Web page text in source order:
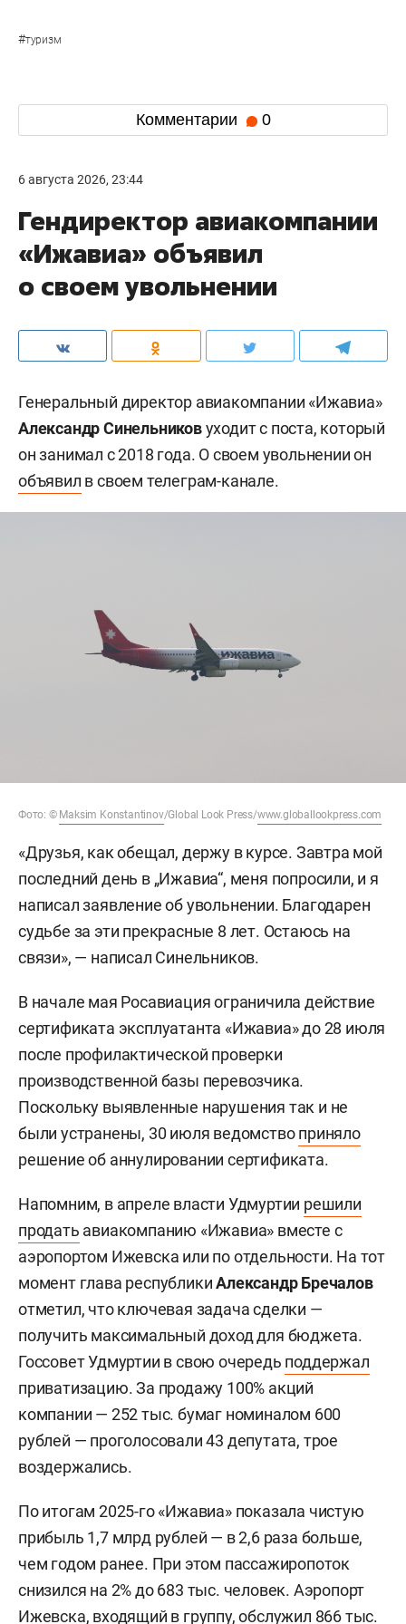
#туризм
Комментарии 0
6 августа 2026, 23:44
Гендиректор авиакомпании
«Ижавиа» объявил
о своем увольнении
Генеральный директор авиакомпании «Ижавиа»
Александр Синельниковуходит с поста, который
он занимал с 2018 года. О своем увольнении он
объявил в своем телеграм-канале.
Фото: © Maksim Konstantinov/Global Look Press/www.globallookpress.com
«Друзья, как обещал, держу в курсе. Завтра мой
последний день в „Ижавиа“, меня попросили, и я
написал заявление об увольнении. Благодарен
судьбе за эти прекрасные 8 лет. Остаюсь на
связи», — написал Синельников.
В начале мая Росавиация ограничила действие
сертификата эксплуатанта «Ижавиа» до 28 июля
после профилактической проверки
производственной базы перевозчика.
Поскольку выявленные нарушения так и не
были устранены, 30 июля ведомствоприняло
решение об аннулировании сертификата.
Напомним, в апреле власти Удмуртии решили
продать авиакомпанию «Ижавиа» вместе с
аэропортом Ижевска или по отдельности. На тот
момент глава республикиАлександр Бречалов
отметил, что ключевая задача сделки —
получить максимальный доход для бюджета.
Госсовет Удмуртии в свою очередь поддержал
приватизацию. За продажу 100% акций
компании — 252 тыс. бумаг номиналом 600
рублей — проголосовали 43 депутата, трое
воздержались.
По итогам 2025-го «Ижавиа» показала чистую
прибыль 1,7 млрд рублей — в 2,6 раза больше,
чем годом ранее. При этом пассажиропоток
снизился на 2% до 683 тыс. человек. Аэропорт
Ижевска, входящий в группу, обслужил 866 тыс.